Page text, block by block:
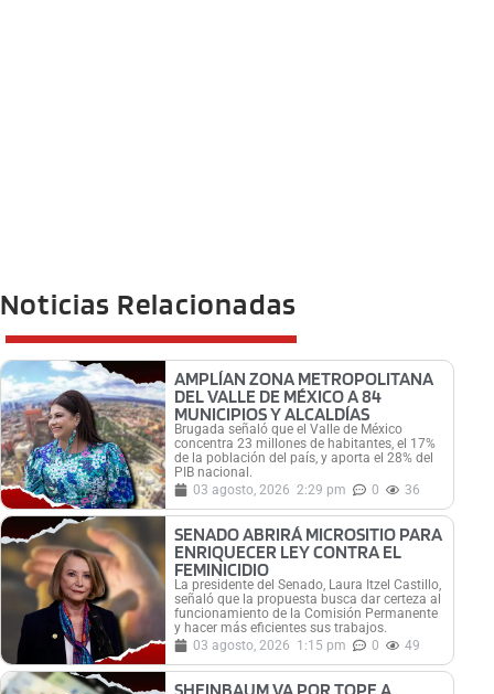
Noticias Relacionadas
AMPLÍAN ZONA METROPOLITANA
DEL VALLE DE MÉXICO A 84
MUNICIPIOS Y ALCALDÍAS
Brugada señaló que el Valle de México
concentra 23 millones de habitantes, el 17%
de la población del país, y aporta el 28% del
PIB nacional.
03 agosto, 2026 2:29 pm 0 36
SENADO ABRIRÁ MICROSITIO PARA
ENRIQUECER LEY CONTRA EL
FEMINICIDIO
La presidente del Senado, Laura Itzel Castillo,
señaló que la propuesta busca dar certeza al
funcionamiento de la Comisión Permanente
y hacer más eficientes sus trabajos.
03 agosto, 2026 1:15 pm 0 49